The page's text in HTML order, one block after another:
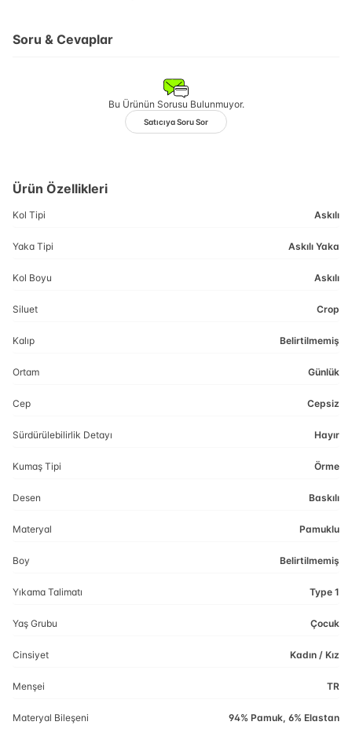
Soru & Cevaplar
Bu Ürünün Sorusu Bulunmuyor.
Satıcıya Soru Sor
Ürün Özellikleri
Kol Tipi Askılı
Yaka Tipi Askılı Yaka
Kol Boyu Askılı
Siluet Crop
Kalıp Belirtilmemiş
Ortam Günlük
Cep Cepsiz
Sürdürülebilirlik Detayı Hayır
Kumaş Tipi Örme
Desen Baskılı
Materyal Pamuklu
Boy Belirtilmemiş
Yıkama Talimatı Type 1
Yaş Grubu Çocuk
Cinsiyet Kadın / Kız
Menşei TR
Materyal Bileşeni 94% Pamuk, 6% Elastan